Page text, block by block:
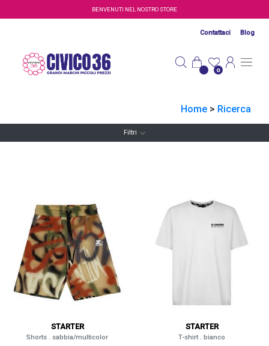
Salta al contenuto principaleBENVENUTI NEL NOSTRO STORE
Contattaci Blog
0
Home > Ricerca
Filtri
STARTER
Shorts . sabbia/multicolor
STARTER
T-shirt . bianco